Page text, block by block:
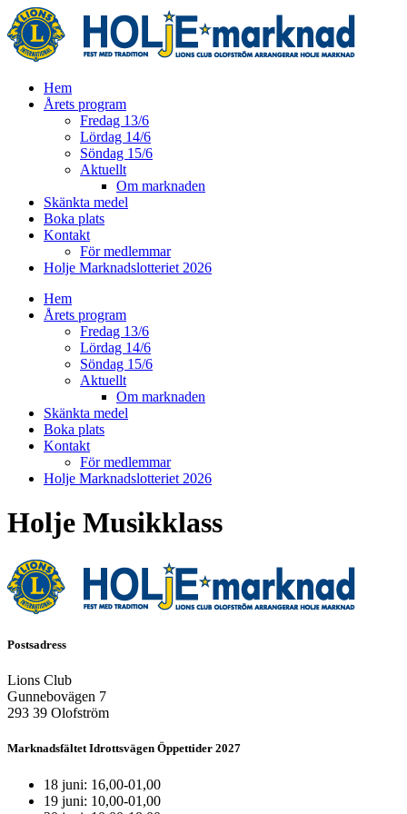
Hoppa
till
innehåll
Hem
Årets program
Fredag 13/6
Lördag 14/6
Söndag 15/6
Aktuellt
Om marknaden
Skänkta medel
Boka plats
Kontakt
För medlemmar
Holje Marknadslotteriet 2026
Hem
Årets program
Fredag 13/6
Lördag 14/6
Söndag 15/6
Aktuellt
Om marknaden
Skänkta medel
Boka plats
Kontakt
För medlemmar
Holje Marknadslotteriet 2026
Holje Musikklass
Postsadress
Lions Club
Gunnebovägen 7
293 39 Olofström
Marknadsfältet Idrottsvägen Öppettider 2027
18 juni: 16,00-01,00
19 juni: 10,00-01,00